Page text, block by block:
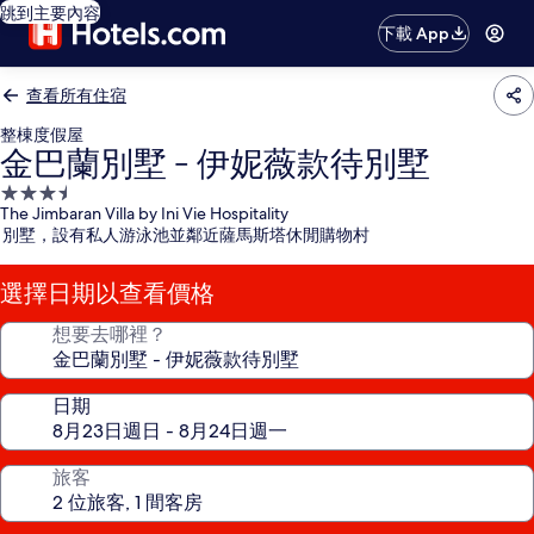
跳到主要內容
下載 App
查看所有住宿
整棟度假屋
金巴蘭別墅 - 伊妮薇款待別墅
3.5
星
級
住
宿
The Jimbaran Villa by Ini Vie Hospitality
別墅，設有私人游泳池並鄰近薩馬斯塔休閒購物村
選擇日期以查看價格
想要去哪裡？
日期
旅客